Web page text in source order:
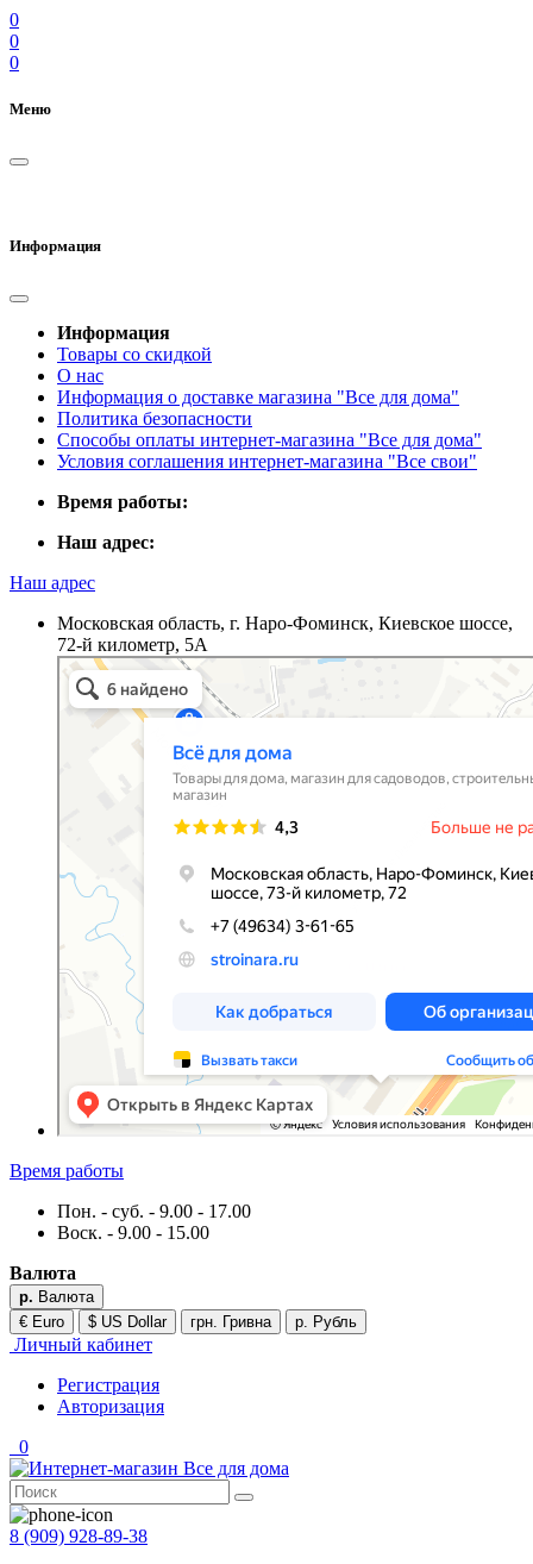
0
0
0
Меню
Информация
Информация
Товары со скидкой
О нас
Информация о доставке магазина "Все для дома"
Политика безопасности
Способы оплаты интернет-магазина "Все для дома"
Условия соглашения интернет-магазина "Все свои"
Время работы:
Наш адрес:
Наш адрес
Московская область, г. Наро-Фоминск, Киевское шоссе,
72-й километр, 5А
Время работы
Пон. - суб. - 9.00 - 17.00
Воск. - 9.00 - 15.00
Валюта
р. Валюта
€ Euro
$ US Dollar грн. Гривна р. Рубль
Личный кабинет
Регистрация
Авторизация
0
8 (909) 928-89-38